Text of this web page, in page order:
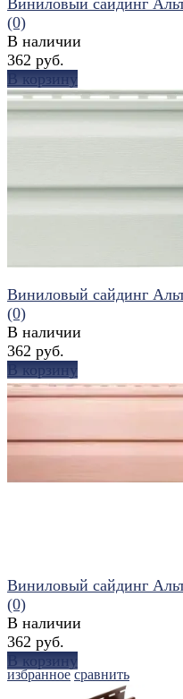
(0)
В наличии
362 руб.
В корзину
избранное сравнить
Виниловый сайдинг
(0)
В наличии
362 руб.
В корзину
избранное сравнить
Виниловый сайдинг
(0)
В наличии
362 руб.
В корзину